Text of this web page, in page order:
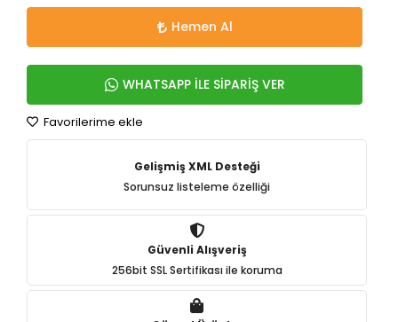
Hemen Al
WHATSAPP İLE SİPARİŞ VER
Favorilerime ekle
Gelişmiş XML Desteği
Sorunsuz listeleme özelliği
Güvenli Alışveriş
256bit SSL Sertifikası ile koruma